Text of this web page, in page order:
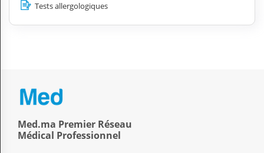
Tests allergologiques
Med.ma Premier Réseau
Médical Professionnel